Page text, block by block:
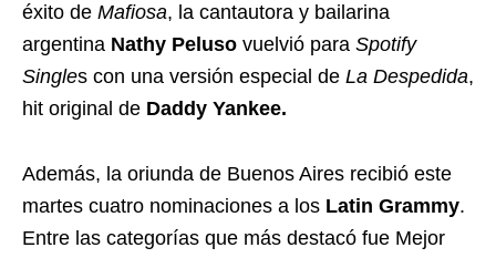
éxito de Mafiosa, la cantautora y bailarina
argentina Nathy Peluso vuelvió para Spotify
Singles con una versión especial de La Despedida,
hit original de Daddy Yankee.
Además, la oriunda de Buenos Aires recibió este
martes cuatro nominaciones a los Latin Grammy.
Entre las categorías que más destacó fue Mejor